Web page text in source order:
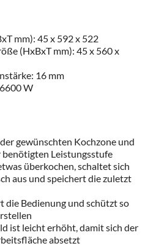
mm): 45 x 592 x 522
(HxBxT mm): 45 x 560 x
16 mm
W
gewünschten Kochzone und
benötigten Leistungsstufe
überkochen, schaltet sich
aus und speichert die zuletzt
die Bedienung und schützt so
ist leicht erhöht, damit sich der
absetzt